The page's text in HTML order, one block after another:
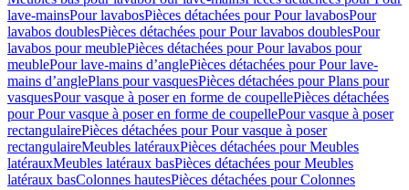
lave-mainsPour lavabosPièces détachées pour Pour lavabosPour
lavabos doublesPièces détachées pour Pour lavabos doublesPour
lavabos pour meublePièces détachées pour Pour lavabos pour
meublePour lave-mains d’anglePièces détachées pour Pour lave-
mains d’anglePlans pour vasquesPièces détachées pour Plans pour
vasquesPour vasque à poser en forme de coupellePièces détachées
pour Pour vasque à poser en forme de coupellePour vasque à poser
rectangulairePièces détachées pour Pour vasque à poser
rectangulaireMeubles latérauxPièces détachées pour Meubles
latérauxMeubles latéraux basPièces détachées pour Meubles
latéraux basColonnes hautesPièces détachées pour Colonnes